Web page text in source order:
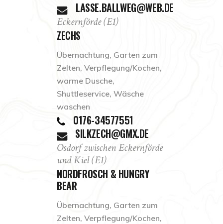
LASSE.BALLWEG@WEB.DE
Eckernförde (E1)
ZECHS
Übernachtung, Garten zum
Zelten, Verpflegung/Kochen,
warme Dusche,
Shuttleservice, Wäsche
waschen
0176-34577551
SILKZECH@GMX.DE
Osdorf zwischen Eckernförde
und Kiel (E1)
NORDFROSCH & HUNGRY
BEAR
Übernachtung, Garten zum
Zelten, Verpflegung/Kochen,